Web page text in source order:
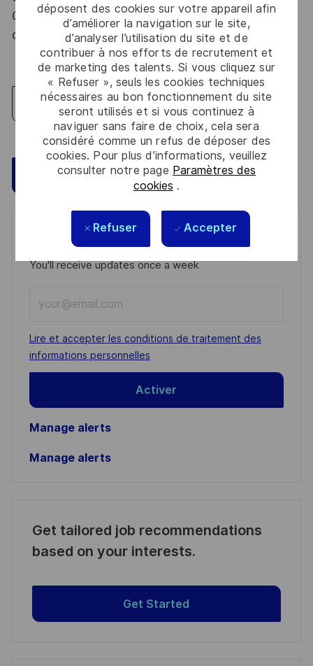
déposent des cookies sur votre appareil afin
d’améliorer la navigation sur le site,
d’analyser l’utilisation du site et de
contribuer à nos efforts de recrutement et
de marketing des talents. Si vous cliquez sur
« Refuser », seuls les cookies techniques
nécessaires au bon fonctionnement du site
seront utilisés et si vous continuez à
naviguer sans faire de choix, cela sera
considéré comme un refus de déposer des
cookies. Pour plus d’informations, veuillez
consulter notre page Paramètres des
cookies .
Refuser Accepter
Code de la défense et de l’IGI 1300 SGDSN/PSE
du 09 août 2021.
Explorez un site
Postulez maintenant Sauvegarder
Get notified for similar jobs
You'll receive updates once a week
Email
address
(Required)
Required
Lire et accepter les conditions de traitement des
informations personnelles
Activer
Manage alerts
Manage alerts
Get tailored job recommendations
based on your interests.
Get Started